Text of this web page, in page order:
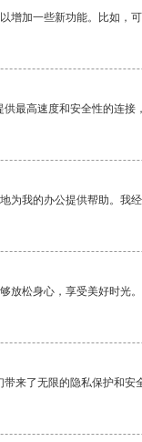
增加一些新功能。比如，
最高速度和安全性的连接
为我的办公提供帮助。我
放松身心，享受美好时光。
来了无限的隐私保护和安